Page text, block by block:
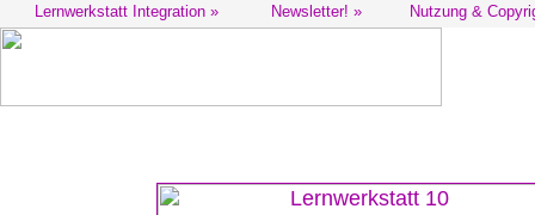
Lernwerkstatt Integration » Newsletter! » Nutzung &